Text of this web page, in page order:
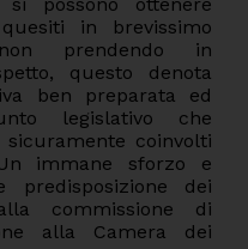
in brevissimo
prendendo in
questo denota
ben preparata ed
legislativo che
sicuramente coinvolti
immane sforzo e
predisposizione dei
commissione di
alla Camera dei